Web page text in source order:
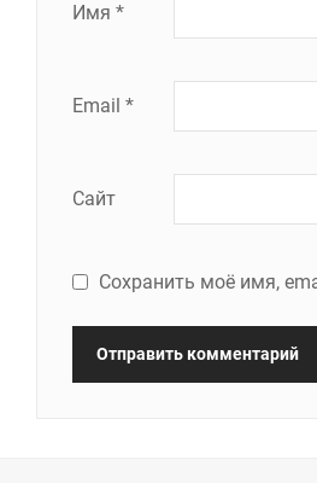
Имя *
Email *
Сайт
Сохранить моё имя,